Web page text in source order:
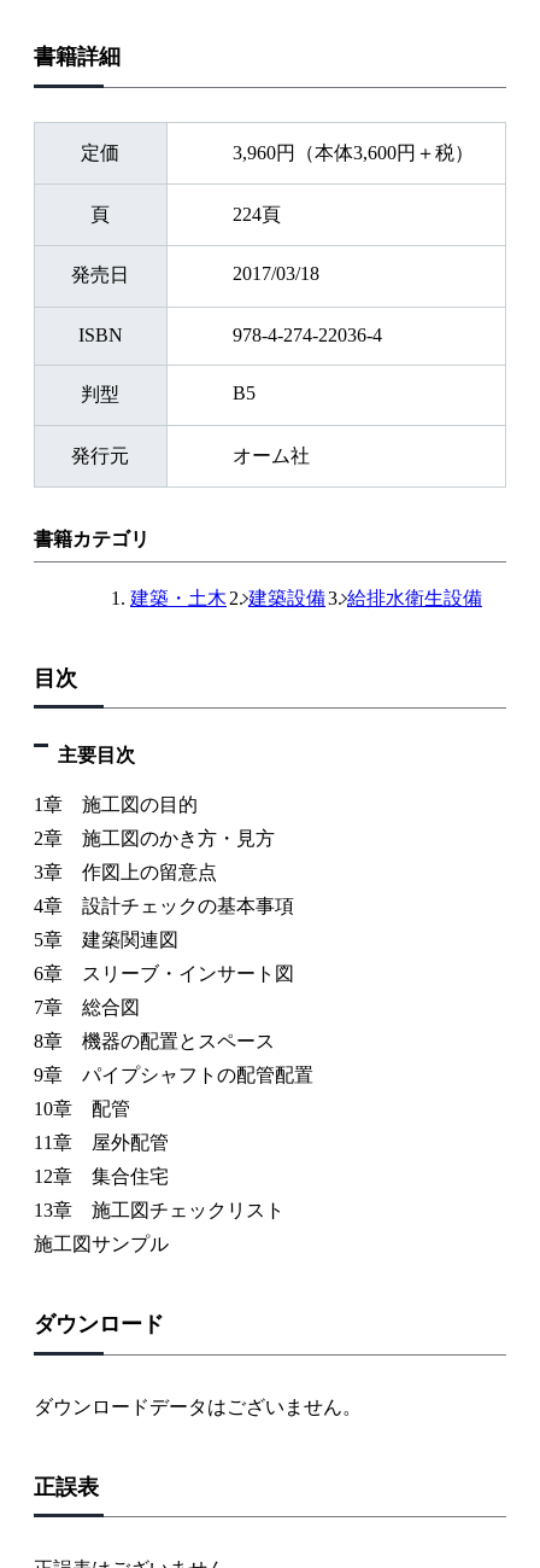
書籍詳細
定価 3,960円（本体3,600円＋税）
頁 224頁
発売日 2017/03/18
ISBN 978-4-274-22036-4
判型 B5
発行元 オーム社
書籍カテゴリ
建築・土木 建築設備 給排水衛生設備
目次
主要目次
1章 施工図の目的
2章 施工図のかき方・見方
3章 作図上の留意点
4章 設計チェックの基本事項
5章 建築関連図
6章 スリーブ・インサート図
7章 総合図
8章 機器の配置とスペース
9章 パイプシャフトの配管配置
10章 配管
11章 屋外配管
12章 集合住宅
13章 施工図チェックリスト
施工図サンプル
ダウンロード
ダウンロードデータはございません。
正誤表